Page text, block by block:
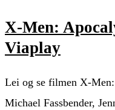
X-Men:
Viaplay
Lei og se filmen X-
Michael Fassbender,